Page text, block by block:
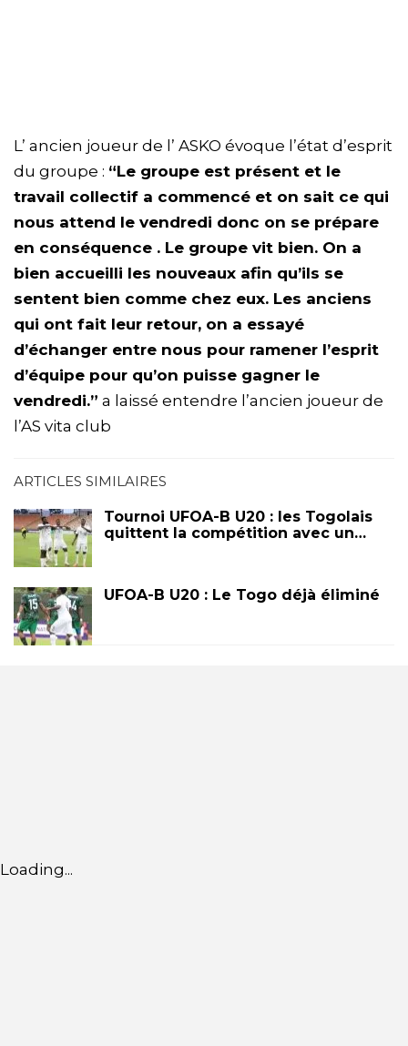
L’ ancien joueur de l’ ASKO évoque l’état d’esprit
du groupe : “Le groupe est présent et le
travail collectif a commencé et on sait ce qui
nous attend le vendredi donc on se prépare
en conséquence . Le groupe vit bien. On a
bien accueilli les nouveaux afin qu’ils se
sentent bien comme chez eux. Les anciens
qui ont fait leur retour, on a essayé
d’échanger entre nous pour ramener l’esprit
d’équipe pour qu’on puisse gagner le
vendredi.” a laissé entendre l’ancien joueur de
l’AS vita club
ARTICLES SIMILAIRES
Tournoi UFOA-B U20 : les Togolais
quittent la compétition avec un…
UFOA-B U20 : Le Togo déjà éliminé
Loading...